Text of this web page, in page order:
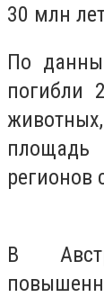
30 млн
По
погибли
регионов
В